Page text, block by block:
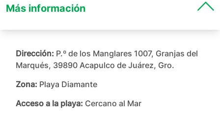
Más información
Dirección: P.º de los Manglares 1007, Granjas del
Marqués, 39890 Acapulco de Juárez, Gro.
Zona: Playa Diamante
Acceso a la playa: Cercano al Mar